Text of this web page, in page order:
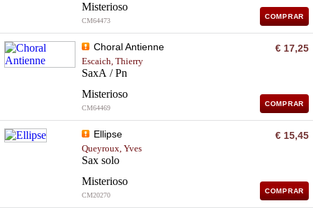
Misterioso
CM64473
COMPRAR
Choral Antienne
Escaich, Thierry
SaxA / Pn
Misterioso
CM64469
€ 17,25
COMPRAR
Ellipse
Queyroux, Yves
Sax solo
Misterioso
CM20270
€ 15,45
COMPRAR